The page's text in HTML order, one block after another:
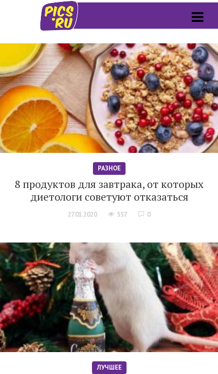
РАЗНОЕ
8 продуктов для завтрака, от которых
диетологи советуют отказаться
27.01.2020 557 0
ЛУЧШЕЕ